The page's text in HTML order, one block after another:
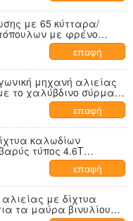
με 65 κύτταρα/
με φρένο
λιπαντική
επαφή
μηχανή αλιείας
το χαλύβδινο σύρμα
πλέγμα/λ.
επαφή
καλωδίων
τύπος 4.6T
επαφή
με δίχτυα
τα μαύρα βινυλίου